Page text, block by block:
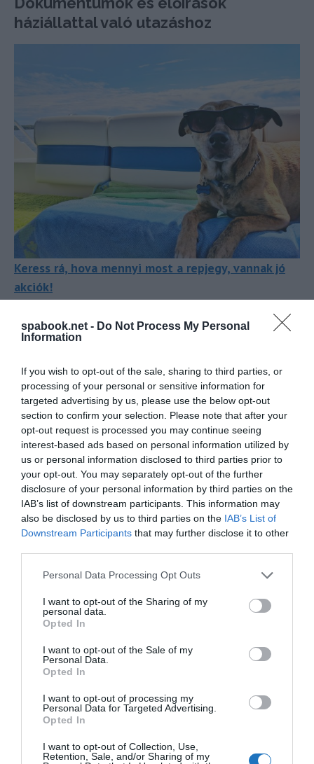
spabook.net - Do Not Process My Personal
Information
If you wish to opt-out of the sale, sharing to third parties, or
processing of your personal or sensitive information for
targeted advertising by us, please use the below opt-out
section to confirm your selection. Please note that after your
opt-out request is processed you may continue seeing
interest-based ads based on personal information utilized by
us or personal information disclosed to third parties prior to
your opt-out. You may separately opt-out of the further
disclosure of your personal information by third parties on the
IAB’s list of downstream participants. This information may
also be disclosed by us to third parties on the IAB’s List of
Downstream Participants that may further disclose it to other
Please note that this website/app uses one or more Google
not limited to your visit or usage behaviour. You may click to
grant or deny consent to Google and its third-party tags to
use your data for below specified purposes in below Google
consent section.
Personal Data Processing Opt Outs
I want to opt-out of the Sharing of my
personal data.
Opted In
I want to opt-out of the Sale of my
Personal Data.
Opted In
I want to opt-out of processing my
Personal Data for Targeted Advertising.
Opted In
I want to opt-out of Collection, Use,
Retention, Sale, and/or Sharing of my
háziállattal való utazáshoz
Keress rá, hova mennyi most a repjegy, vannak jó
akciók!
A nemzetközi utazás háziállattal szabályozott, ezért
fontos, hogy minden papír rendben legyen:
EU-s kisállatútlevél
Mikrochip és veszettség elleni oltás
Friss állatorvosi igazolás
Bizonyos országok, például az Egyesült Királyság
vagy Norvégia, karantént vagy további oltásokat is
előírhatnak. Az aktuális szabályokat mindig az adott
ország nagykövetségének weboldalán érdemes
ellenőrizni.
Tippek a stresszmentes repüléshez
háziállattal
Utazás előtt szoktasd hozzá a hordozóhoz.
Válassz IATA-szabványnak megfelelő
szállítóboxot.
Kerüld a hosszú átszállásokat és a forró
A rövid orrú fajták (mopsz, bulldog) inkább
kabinban repüljenek.
Kössetek állatbarát utasbiztosítást, ami fedezheti